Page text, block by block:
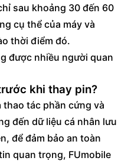
sau khoảng 30 đến 60
cụ thể của máy và
thời điểm đó.
được nhiều người quan
khi thay pin?
tác phần cứng và
đến dữ liệu cá nhân lưu
để đảm bảo an toàn
quan trọng, FUmobile